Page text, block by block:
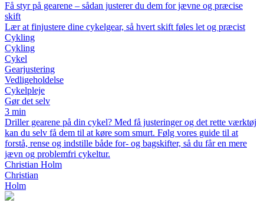
Få styr på gearene – sådan justerer du dem for jævne og præcise
skift
Lær at finjustere dine cykelgear, så hvert skift føles let og præcist
Cykling
Cykling
Cykel
Gearjustering
Vedligeholdelse
Cykelpleje
Gør det selv
3 min
Driller gearene på din cykel? Med få justeringer og det rette værktøj
kan du selv få dem til at køre som smurt. Følg vores guide til at
forstå, rense og indstille både for- og bagskifter, så du får en mere
jævn og problemfri cykeltur.
Christian Holm
Christian
Holm